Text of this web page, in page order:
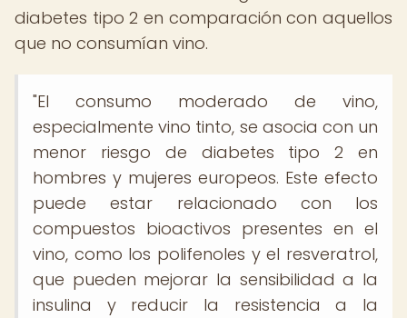
diabetes tipo 2 en comparación con aquellos
que no consumían vino.
"El consumo moderado de vino,
especialmente vino tinto, se asocia con un
menor riesgo de diabetes tipo 2 en
hombres y mujeres europeos. Este efecto
puede estar relacionado con los
compuestos bioactivos presentes en el
vino, como los polifenoles y el resveratrol,
que pueden mejorar la sensibilidad a la
insulina y reducir la resistencia a la